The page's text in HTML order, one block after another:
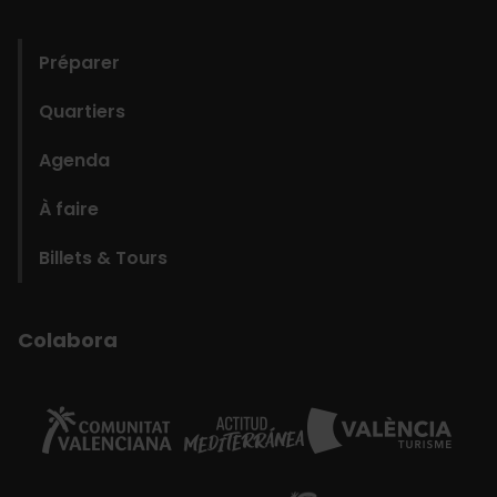
Préparer
Quartiers
Agenda
À faire
Billets & Tours
Colabora